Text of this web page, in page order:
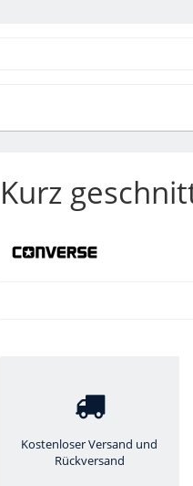
Kurz
Kostenloser Versand und
Rückversand